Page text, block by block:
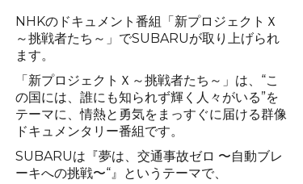
NHKのドキュメント番組「新プロジェクトＸ
～挑戦者たち～」でSUBARUが取り上げられ
ます。
「新プロジェクトＸ～挑戦者たち～」は、“こ
の国には、誰にも知られず輝く人々がいる”を
テーマに、情熱と勇気をまっすぐに届ける群像
ドキュメンタリー番組です。
SUBARUは『夢は、交通事故ゼロ 〜自動ブレ
ーキへの挑戦〜“』というテーマで、